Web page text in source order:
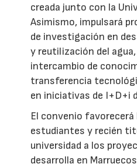
creada junto con la
Asimismo, impulsará
de investigación en
y reutilización del
intercambio de
transferencia
en iniciativas de I+D+i
El convenio
estudiantes y recién
universidad a los
desarrolla en